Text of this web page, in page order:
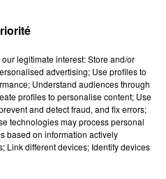
à tous
au sein de
2 équipes
2 fois le
legitimate interest: Store and/or
advertising; Use profiles to
Understand audiences through
profiles to personalise content; Use
and detect fraud, and fix errors;
technologies may process personal
based on information actively
Link different devices; Identify devices